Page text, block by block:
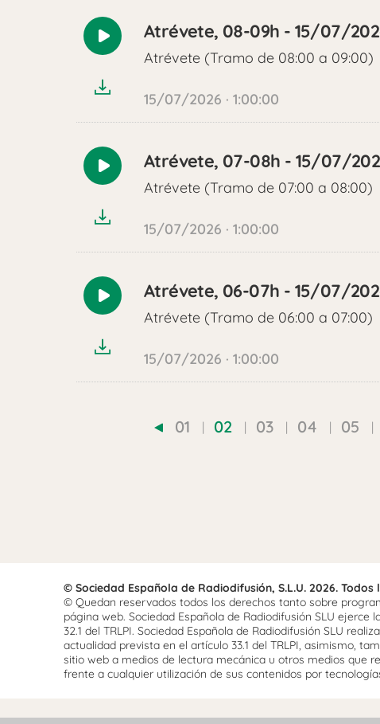
Reproducir
Atrévete, 08-09h - 15/07/
Atrévete (Tramo de 08:00 a 09:00)
15/07/2026 · 1:00:00
Reproducir
Atrévete, 07-08h - 15/07/
Atrévete (Tramo de 07:00 a 08:00)
15/07/2026 · 1:00:00
Reproducir
Atrévete, 06-07h - 15/07/
Atrévete (Tramo de 06:00 a 07:00)
15/07/2026 · 1:00:00
01 02 03 04 05
© Sociedad Española de Radiodifusión, S.L.U. 2026.
© Quedan reservados todos los derechos tanto sobre
página web. Sociedad Española de Radiodifusión SLU
32.1 del TRLPI. Sociedad Española de Radiodifusión SLU
actualidad prevista en el artículo 33.1 del TRLPI, asimismo,
sitio web a medios de lectura mecánica u otros medios que
frente a cualquier utilización de sus contenidos por